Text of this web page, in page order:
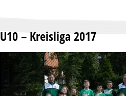
U10 – Kreisliga 2017